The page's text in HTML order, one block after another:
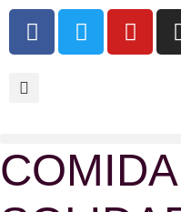
COMIDA